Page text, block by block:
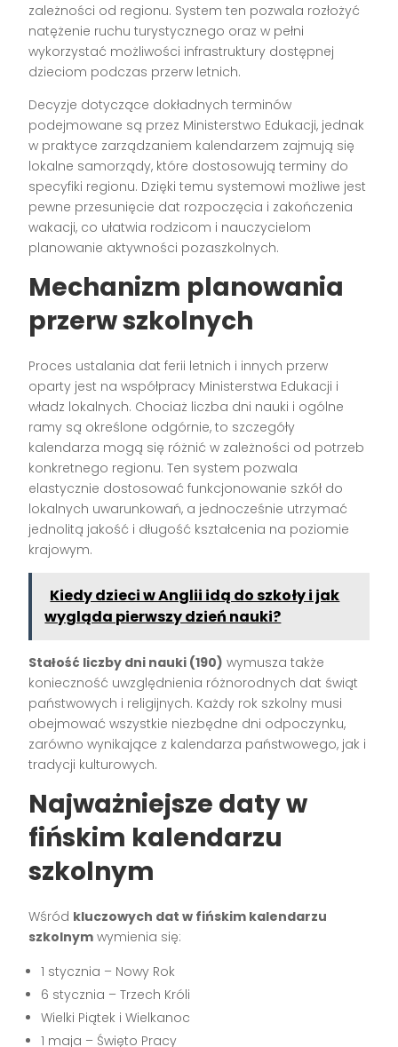
zależności od regionu. System ten pozwala rozłożyć
natężenie ruchu turystycznego oraz w pełni
wykorzystać możliwości infrastruktury dostępnej
dzieciom podczas przerw letnich.
Decyzje dotyczące dokładnych terminów
podejmowane są przez Ministerstwo Edukacji, jednak
w praktyce zarządzaniem kalendarzem zajmują się
lokalne samorządy, które dostosowują terminy do
specyfiki regionu. Dzięki temu systemowi możliwe jest
pewne przesunięcie dat rozpoczęcia i zakończenia
wakacji, co ułatwia rodzicom i nauczycielom
planowanie aktywności pozaszkolnych.
Mechanizm planowania
przerw szkolnych
Proces ustalania dat ferii letnich i innych przerw
oparty jest na współpracy Ministerstwa Edukacji i
władz lokalnych. Chociaż liczba dni nauki i ogólne
ramy są określone odgórnie, to szczegóły
kalendarza mogą się różnić w zależności od potrzeb
konkretnego regionu. Ten system pozwala
elastycznie dostosować funkcjonowanie szkół do
lokalnych uwarunkowań, a jednocześnie utrzymać
jednolitą jakość i długość kształcenia na poziomie
krajowym.
Kiedy dzieci w Anglii idą do szkoły i jak
wygląda pierwszy dzień nauki?
Stałość liczby dni nauki (190) wymusza także
konieczność uwzględnienia różnorodnych dat świąt
państwowych i religijnych. Każdy rok szkolny musi
obejmować wszystkie niezbędne dni odpoczynku,
zarówno wynikające z kalendarza państwowego, jak i
tradycji kulturowych.
Najważniejsze daty w
fińskim kalendarzu
szkolnym
Wśród kluczowych dat w fińskim kalendarzu
szkolnym wymienia się:
1 stycznia – Nowy Rok
6 stycznia – Trzech Króli
Wielki Piątek i Wielkanoc
1 maja – Święto Pracy